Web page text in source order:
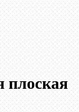
плоская